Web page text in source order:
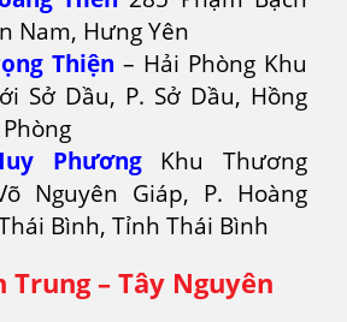
Nam, Hưng Yên
Thiện – Hải Phòng Khu
Sở Dầu, P. Sở Dầu, Hồng
PhươngKhu Thương
Nguyên Giáp, P. Hoàng
Bình, Tỉnh Thái Bình
Trung – Tây Nguyên